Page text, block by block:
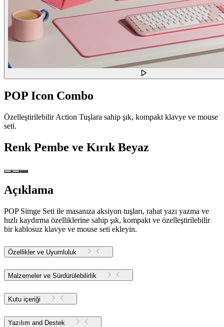
POP Icon Combo
Özelleştirilebilir Action Tuşlara sahip şık, kompakt klavye ve mouse
seti.
Renk Pembe ve Kırık Beyaz
Açıklama
POP Simge Seti ile masanıza aksiyon tuşları, rahat yazı yazma ve
hızlı kaydırma özelliklerine sahip şık, kompakt ve özelleştirilebilir
bir kablosuz klavye ve mouse seti ekleyin.
Özellikler ve Uyumluluk
Malzemeler ve Sürdürülebilirlik
Kutu içeriği
Yazılım and Destek